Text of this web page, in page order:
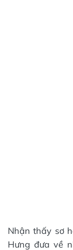
Nhận thấy sơ
Hưng đưa về